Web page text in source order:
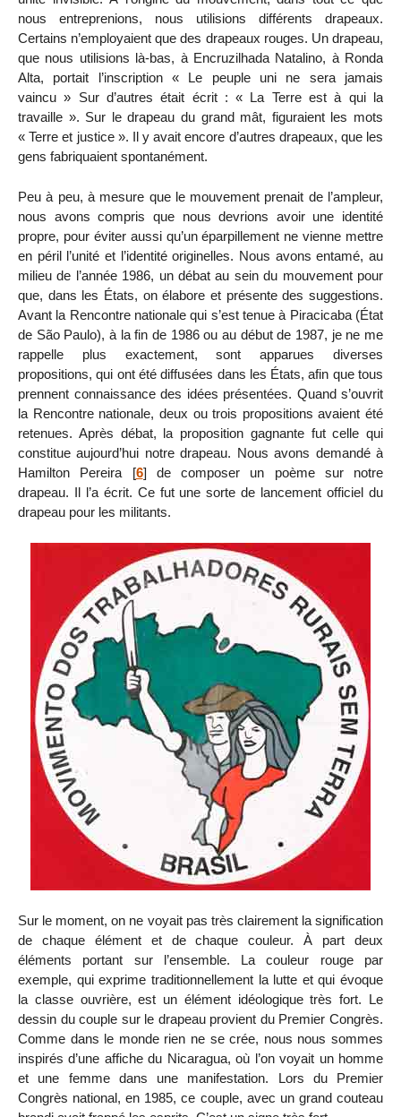
nous entreprenions, nous utilisions différents drapeaux.
Certains n’employaient que des drapeaux rouges. Un drapeau,
que nous utilisions là-bas, à Encruzilhada Natalino, à Ronda
Alta, portait l’inscription « Le peuple uni ne sera jamais
vaincu » Sur d’autres était écrit : « La Terre est à qui la
travaille ». Sur le drapeau du grand mât, figuraient les mots
« Terre et justice ». Il y avait encore d’autres drapeaux, que les
gens fabriquaient spontanément.
Peu à peu, à mesure que le mouvement prenait de l’ampleur,
nous avons compris que nous devrions avoir une identité
propre, pour éviter aussi qu’un éparpillement ne vienne mettre
en péril l’unité et l’identité originelles. Nous avons entamé, au
milieu de l’année 1986, un débat au sein du mouvement pour
que, dans les États, on élabore et présente des suggestions.
Avant la Rencontre nationale qui s’est tenue à Piracicaba (État
de São Paulo), à la fin de 1986 ou au début de 1987, je ne me
rappelle plus exactement, sont apparues diverses
propositions, qui ont été diffusées dans les États, afin que tous
prennent connaissance des idées présentées. Quand s’ouvrit
la Rencontre nationale, deux ou trois propositions avaient été
retenues. Après débat, la proposition gagnante fut celle qui
constitue aujourd’hui notre drapeau. Nous avons demandé à
Hamilton Pereira [6] de composer un poème sur notre
drapeau. Il l’a écrit. Ce fut une sorte de lancement officiel du
drapeau pour les militants.
Sur le moment, on ne voyait pas très clairement la signification
de chaque élément et de chaque couleur. À part deux
éléments portant sur l’ensemble. La couleur rouge par
exemple, qui exprime traditionnellement la lutte et qui évoque
la classe ouvrière, est un élément idéologique très fort. Le
dessin du couple sur le drapeau provient du Premier Congrès.
Comme dans le monde rien ne se crée, nous nous sommes
inspirés d’une affiche du Nicaragua, où l’on voyait un homme
et une femme dans une manifestation. Lors du Premier
Congrès national, en 1985, ce couple, avec un grand couteau